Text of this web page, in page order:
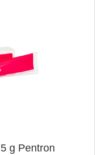
g Pentron